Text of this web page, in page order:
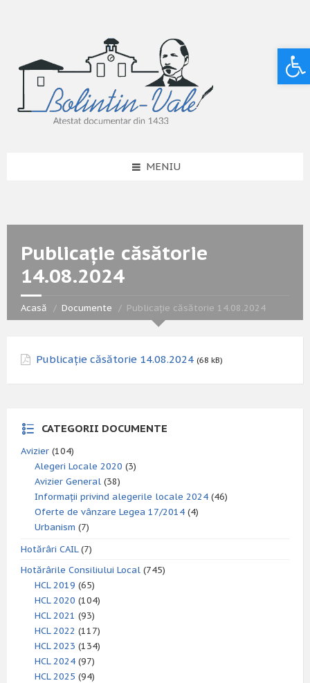
MENIU
Publicație căsătorie
14.08.2024
Acasă Documente Publicație căsătorie 14.08.2024
Publicație căsătorie 14.08.2024 (68 kB)
CATEGORII DOCUMENTE
Avizier (104)
Alegeri Locale 2020 (3)
Avizier General (38)
Informații privind alegerile locale 2024 (46)
Oferte de vânzare Legea 17/2014 (4)
Urbanism (7)
Hotărâri CAIL(7)
Hotărârile Consiliului Local (745)
HCL 2019 (65)
HCL 2020 (104)
HCL 2021 (93)
HCL 2022 (117)
HCL 2023 (134)
HCL 2024 (97)
HCL 2025 (94)
Deschide bara de unelte